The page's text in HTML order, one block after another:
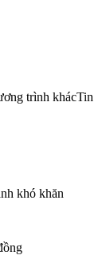
trình khácTin
khó khăn